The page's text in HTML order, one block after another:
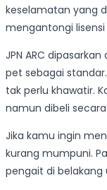
keselamatan yang
mengantongi lisensi
JPN ARC
pet sebagai
tak perlu khawatir.
namun dibeli
Jika kamu ingin
kurang mumpuni.
pengait di